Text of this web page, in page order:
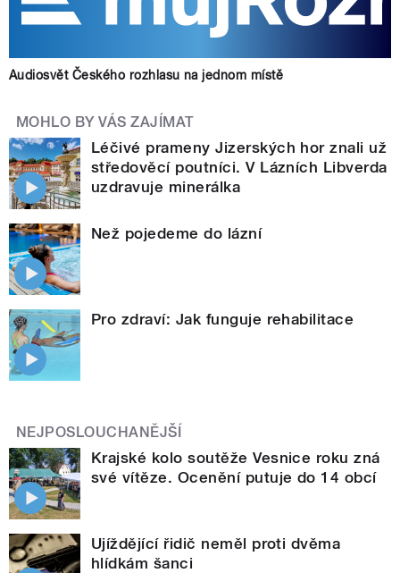
Audiosvět Českého rozhlasu na jednom místě
MOHLO BY VÁS ZAJÍMAT
Léčivé prameny Jizerských hor znali už
středověcí poutníci. V Lázních Libverda
uzdravuje minerálka
Než pojedeme do lázní
Pro zdraví: Jak funguje rehabilitace
NEJPOSLOUCHANĚJŠÍ
Krajské kolo soutěže Vesnice roku zná
své vítěze. Ocenění putuje do 14 obcí
Ujíždějící řidič neměl proti dvěma
hlídkám šanci